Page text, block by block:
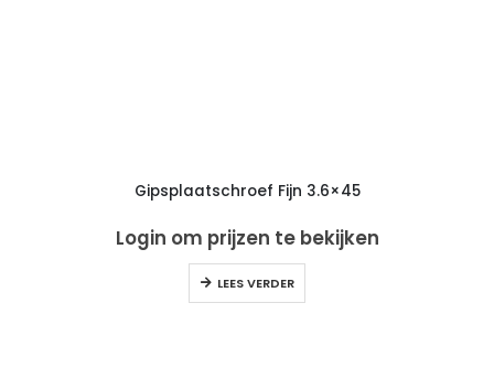
Gipsplaatschroef Fijn 3.6×45
Login om prijzen te bekijken
LEES VERDER